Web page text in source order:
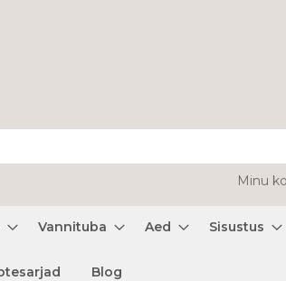
Minu
Vannituba Aed Sisustus
Blog